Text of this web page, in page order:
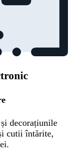
decorațiunile
cutii întărite,